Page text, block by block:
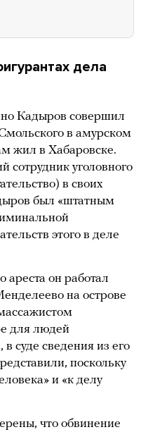
дела
Кадыров совершил
в амурском
жил в Хабаровске.
уголовного
в своих
был «штатным
этого в деле
он работал
на острове
для людей
суде сведения из его
поскольку
и «к делу
что обвинение